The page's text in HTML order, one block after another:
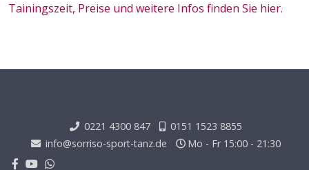
Tainingszeit, Preise und weitere Infos finden Sie hier.
0221 4300 847
0151 1523 8855
info@sorriso-sport-tanz.de
Mo - Fr 15:00 - 21:30